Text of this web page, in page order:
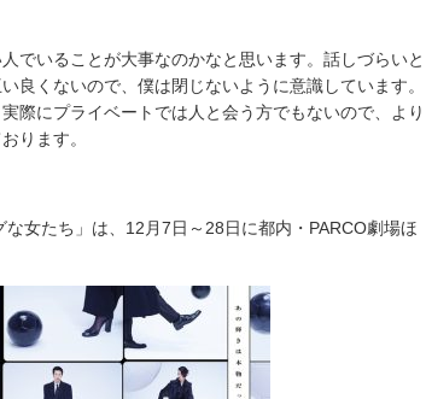
でいることが大事なのかなと思います。話しづらいと
良くないので、僕は閉じないように意識しています。
際にプライベートでは人と会う方でもないので、より
ります。
女たち」は、12月7日～28日に都内・PARCO劇場ほ